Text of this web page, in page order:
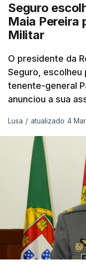
Seguro
Maia Pereira
Militar
O presidente da
Seguro, escolheu
tenente-general
anunciou a sua
Lusa / atualizado 4